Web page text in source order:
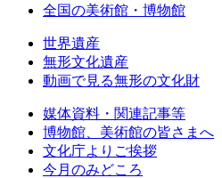
全国の美術館・博物館
世界遺産
無形文化遺産
動画で見る無形の文化財
媒体資料・関連記事等
博物館、美術館の皆さまへ
文化庁よりご挨拶
今月のみどころ